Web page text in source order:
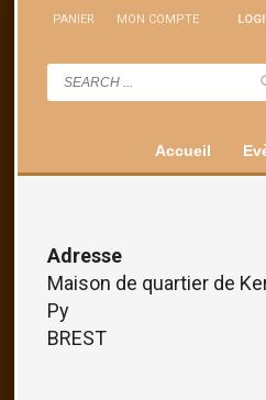
PANIER MON COMPTE
Accueil
Adresse
Maison de quartier de
Py
BREST